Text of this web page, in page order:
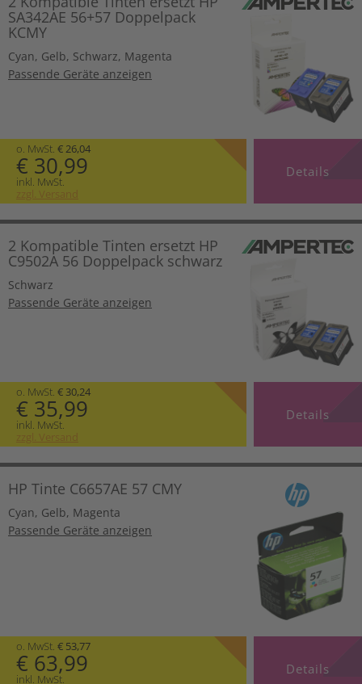
SA342AE 56+57 Doppelpack
KCMY
Cyan, Gelb, Schwarz, Magenta
Passende Geräte anzeigen
o. MwSt. € 26,04
€ 30,99
inkl. MwSt.
zzgl. Versand
Details
2 Kompatible Tinten ersetzt HP
C9502A 56 Doppelpack schwarz
Schwarz
Passende Geräte anzeigen
o. MwSt. € 30,24
€ 35,99
inkl. MwSt.
zzgl. Versand
Details
HP Tinte C6657AE 57 CMY
Cyan, Gelb, Magenta
Passende Geräte anzeigen
o. MwSt. € 53,77
€ 63,99
inkl. MwSt.
Details